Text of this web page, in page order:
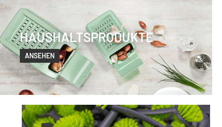
HAUSHALTSPRODUKTE
ANSEHEN